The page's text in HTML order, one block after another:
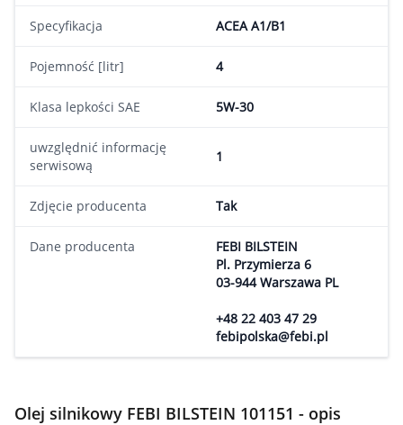
Specyfikacja ACEA A1/B1
Pojemność [litr] 4
Klasa lepkości SAE 5W-30
uwzględnić informację
serwisową
1
Zdjęcie producenta Tak
Dane producenta
FEBI BILSTEIN
Pl. Przymierza 6
03-944 Warszawa PL
+48 22 403 47 29
febipolska@febi.pl
Olej silnikowy FEBI BILSTEIN 101151 - opis